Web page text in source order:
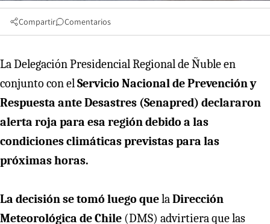
Compartir Comentarios
La Delegación Presidencial Regional de Ñuble en
conjunto con elServicio Nacional de Prevención y
Respuesta ante Desastres (Senapred) declararon
alerta roja para esa región debido a las
condiciones climáticas previstas para las
próximas horas.
La decisión se tomó luego quelaDirección
Meteorológica de Chile (DMS) advirtiera que las